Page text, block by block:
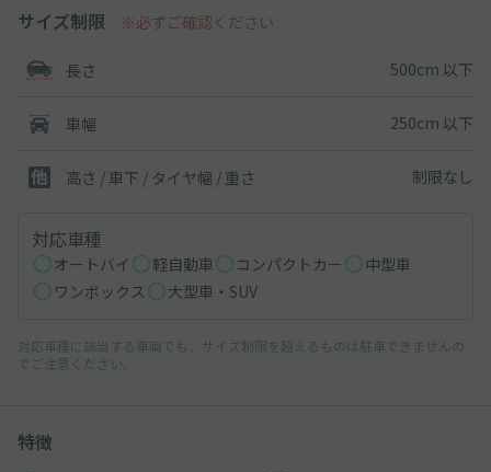
サイズ制限 ※必ずご確認ください
長さ 500cm 以下
車幅 250cm 以下
高さ / 車下 / タイヤ幅 / 重さ 制限なし
対応車種
オートバイ 軽自動車 コンパクトカー
中型車
ワンボックス
大型車・SUV
対応車種に該当する車両でも、サイズ制限を超えるものは駐車できませんの
でご注意ください。
特徴